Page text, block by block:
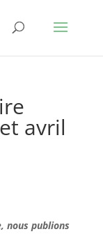
avril
nous publions